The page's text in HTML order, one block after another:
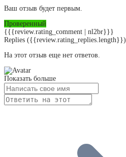
Ваш отзыв будет первым.
Проверенный
{{{review.rating_comment | nl2br}}}
Replies ({{review.rating_replies.length}})
На этот отзыв еще нет ответов.
Показать больше